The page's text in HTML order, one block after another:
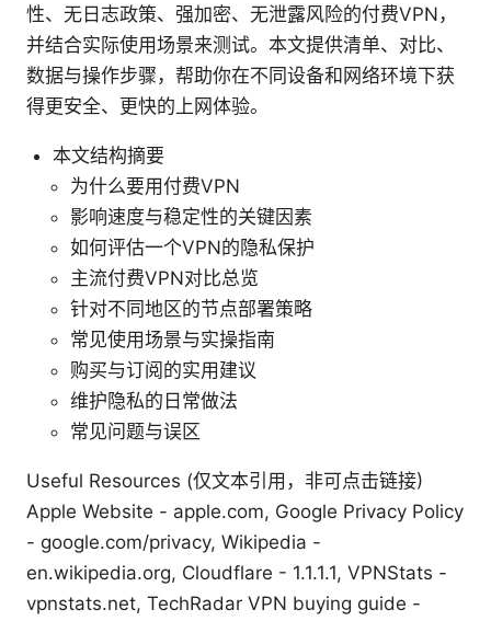
性、无日志政策、强加密、无泄露风险的付费VPN，
并结合实际使用场景来测试。本文提供清单、对比、
数据与操作步骤，帮助你在不同设备和网络环境下获
得更安全、更快的上网体验。
本文结构摘要
为什么要用付费VPN
影响速度与稳定性的关键因素
如何评估一个VPN的隐私保护
主流付费VPN对比总览
针对不同地区的节点部署策略
常见使用场景与实操指南
购买与订阅的实用建议
维护隐私的日常做法
常见问题与误区
Useful Resources (仅文本引用，非可点击链接)
Apple Website - apple.com, Google Privacy Policy
- google.com/privacy, Wikipedia -
en.wikipedia.org, Cloudflare - 1.1.1.1, VPNStats -
vpnstats.net, TechRadar VPN buying guide -